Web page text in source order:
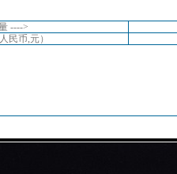
---->
民币,元）